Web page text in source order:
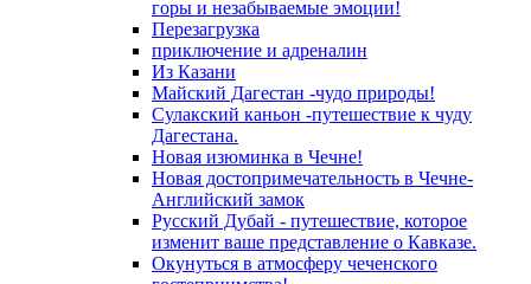
горы и незабываемые эмоции!
Перезагрузка
приключение и адреналин
Из Казани
Майский Дагестан -чудо природы!
Сулакский каньон -путешествие к чуду
Дагестана.
Новая изюминка в Чечне!
Новая достопримечательность в Чечне-
Английский замок
Русский Дубай - путешествие, которое
изменит ваше представление о Кавказе.
Окунуться в атмосферу чеченского